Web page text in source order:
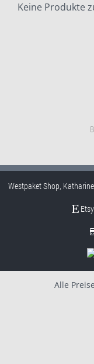
Keine Produkte
Westpaket Shop,
Etsy
Alle